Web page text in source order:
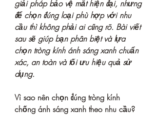
giải pháp bảo vệ mắt hiện đại, nhưng
để chọn đúng loại phù hợp với nhu
cầu thì không phải ai cũng rõ. Bài viết
sau sẽ giúp bạn phân biệt và lựa
chọn tròng kính ánh sáng xanh chuẩn
xác, an toàn và tối ưu hiệu quả sử
dụng.
Vì sao nên chọn đúng tròng kính
chống ánh sáng xanh theo nhu cầu?